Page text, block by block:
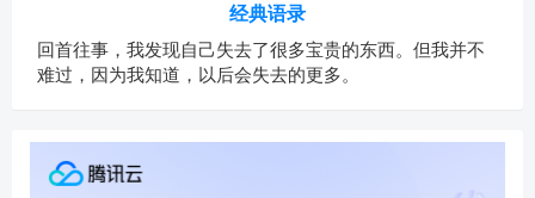
经典语录
回首往事，我发现自己失去了很多宝贵的东西。但我并不
难过，因为我知道，以后会失去的更多。